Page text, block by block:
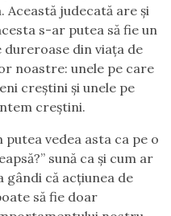
judecată are și
s-ar putea să fie un
din viața de
noastre: unele pe care
creștini și unele pe
creștini.
putea vedea asta ca pe o
sună ca și cum ar
gândi că acțiunea de
să fie doar